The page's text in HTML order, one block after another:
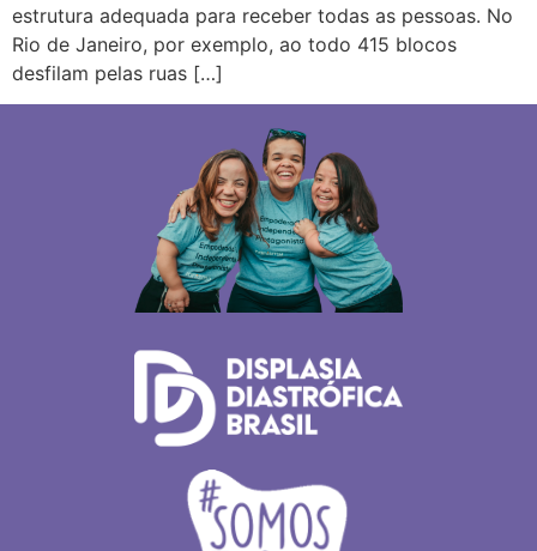
estrutura adequada para receber todas as pessoas. No
Rio de Janeiro, por exemplo, ao todo 415 blocos
desfilam pelas ruas […]